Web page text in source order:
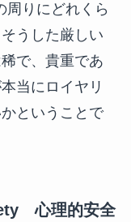
周りにどれくら
うした厳しい
で、貴重であ
当にロイヤリ
ということで
心理的安全